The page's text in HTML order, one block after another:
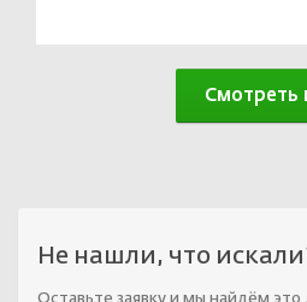
Смотреть
Не нашли, что